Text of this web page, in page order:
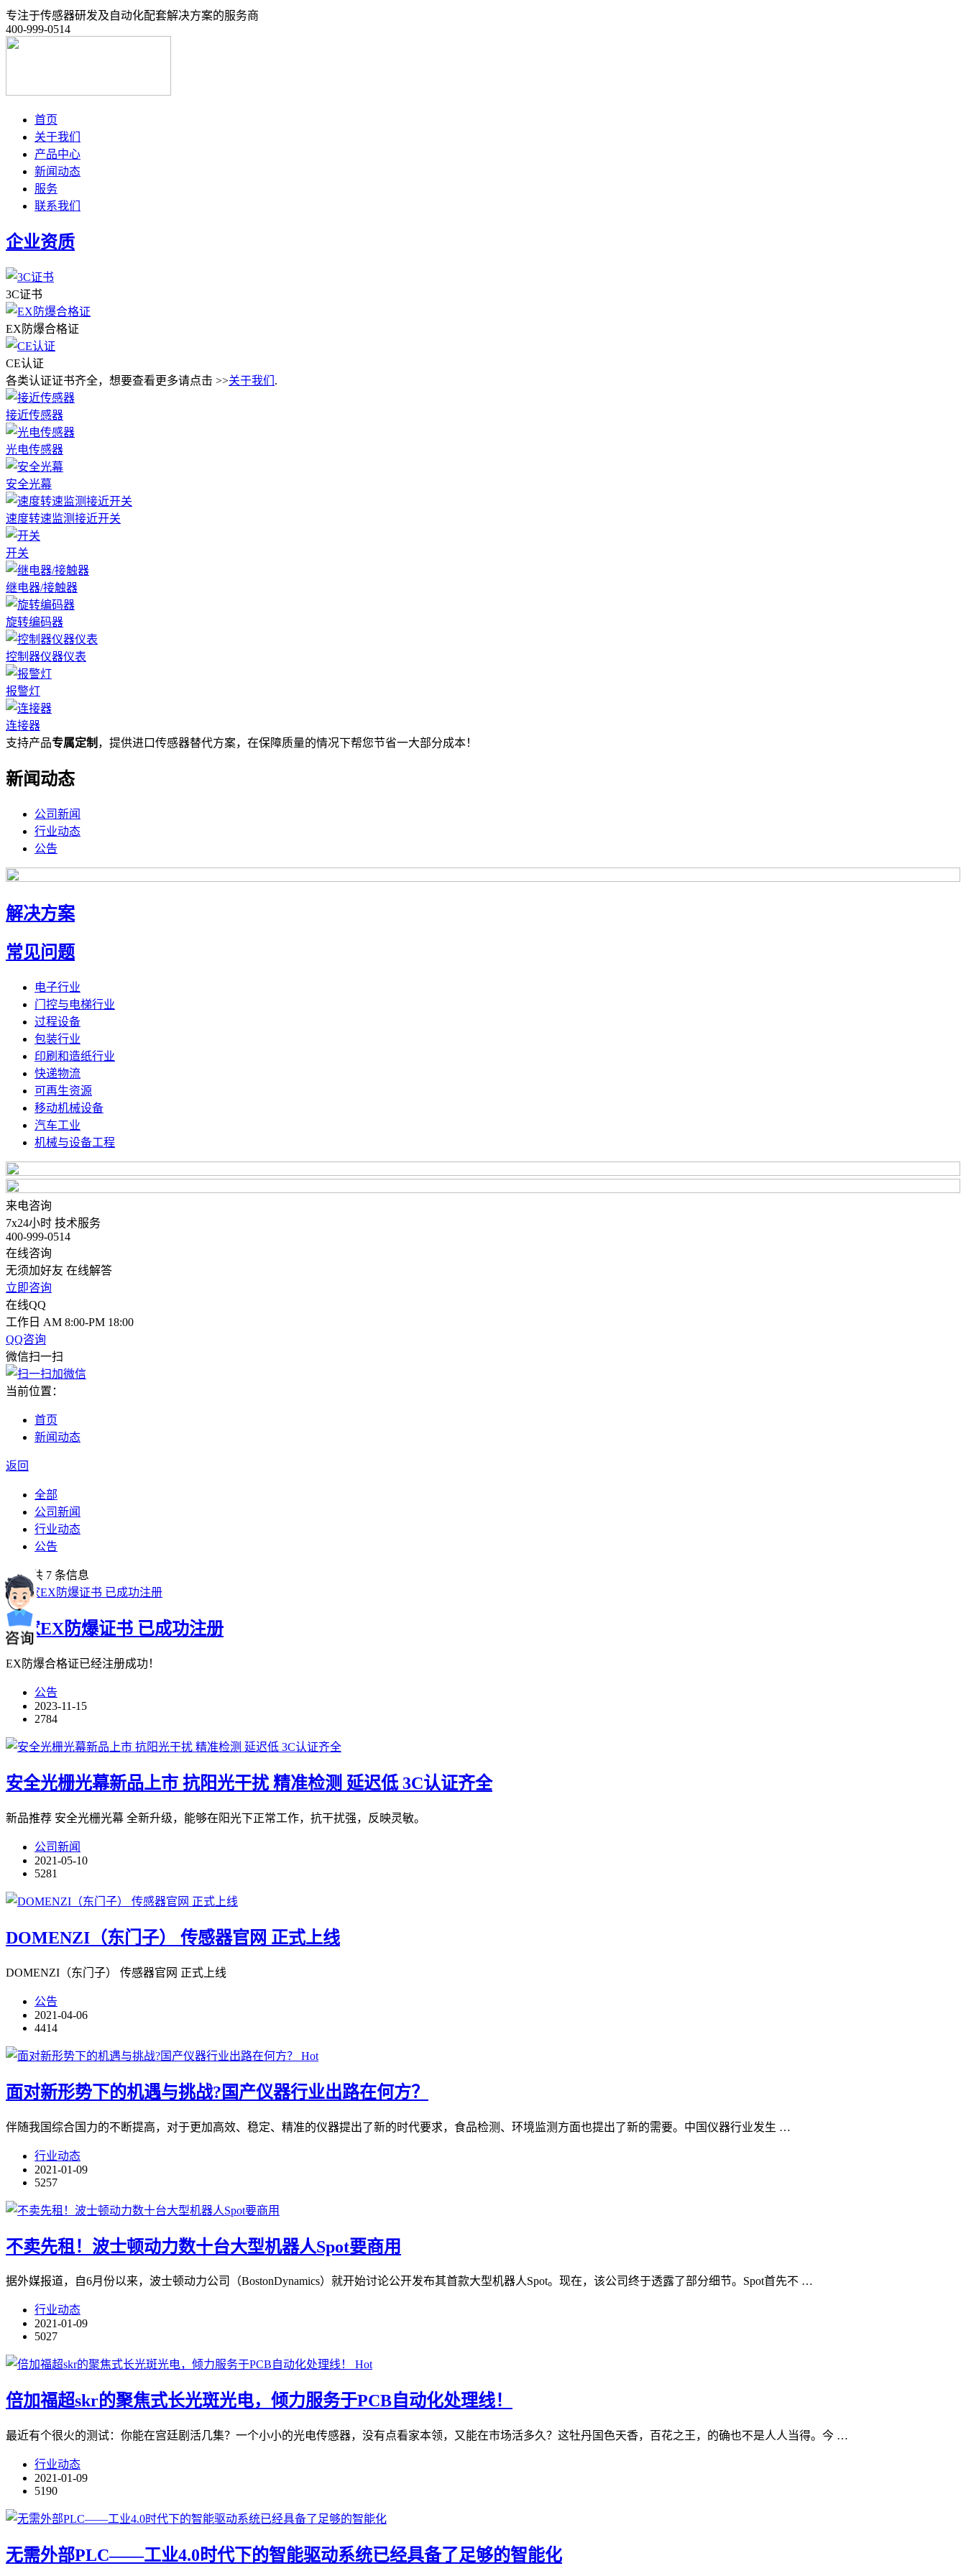
专注于传感器研发及自动化配套解决方案的服务商
400-999-0514
首页
关于我们
产品中心
新闻动态
服务
联系我们
企业资质
3C证书
EX防爆合格证
CE认证
各类认证证书齐全，想要查看更多请点击 >>关于我们 .
接近传感器
光电传感器
安全光幕
速度转速监测接近开关
开关
继电器/接触器
旋转编码器
控制器仪器仪表
报警灯
连接器
支持产品专属定制 ，提供进口传感器替代方案，在保障质量的情况下帮您节省一大部分成本！
新闻动态
公司新闻
行业动态
公告
解决方案
常见问题
电子行业
门控与电梯行业
过程设备
包装行业
印刷和造纸行业
快递物流
可再生资源
移动机械设备
汽车工业
机械与设备工程
来电咨询
7x24小时 技术服务
400-999-0514
在线咨询
无须加好友 在线解答
立即咨询
在线QQ
工作日 AM 8:00-PM 18:00
QQ咨询
微信扫一扫
当前位置：
首页
新闻动态
返回
全部
公司新闻
行业动态
公告
全部 共 7 条信息
国家EX防爆证书 已成功注册
EX防爆合格证已经注册成功！
公告
2023-11-15
2784
安全光栅光幕新品上市 抗阳光干扰 精准检测 延迟低 3C认证齐全
新品推荐 安全光栅光幕 全新升级，能够在阳光下正常工作，抗干扰强，反映灵敏。
公司新闻
2021-05-10
5281
DOMENZI（东门子） 传感器官网 正式上线
DOMENZI（东门子） 传感器官网 正式上线
公告
2021-04-06
4414
Hot
面对新形势下的机遇与挑战?国产仪器行业出路在何方？
伴随我国综合国力的不断提高，对于更加高效、稳定、精准的仪器提出了新的时代要求，食品检测、环境监测方面也提出了新的需要。中国仪器行业发生 …
行业动态
2021-01-09
5257
不卖先租！波士顿动力数十台大型机器人Spot要商用
据外媒报道，自6月份以来，波士顿动力公司（BostonDynamics）就开始讨论公开发布其首款大型机器人Spot。现在，该公司终于透露了部分细节。Spot首先不 …
行业动态
2021-01-09
5027
Hot
倍加福超skr的聚焦式长光斑光电，倾力服务于PCB自动化处理线！
最近有个很火的测试：你能在宫廷剧活几集？一个小小的光电传感器，没有点看家本领，又能在市场活多久？这牡丹国色天香，百花之王，的确也不是人人当得。今 …
行业动态
2021-01-09
5190
无需外部PLC——工业4.0时代下的智能驱动系统已经具备了足够的智能化